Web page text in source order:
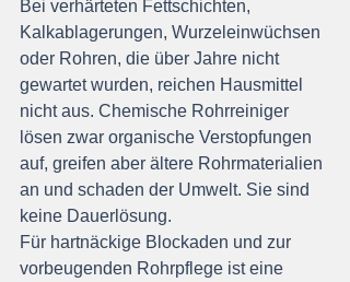
Bei verhärteten Fettschichten,
Kalkablagerungen, Wurzeleinwüchsen
oder Rohren, die über Jahre nicht
gewartet wurden, reichen Hausmittel
nicht aus. Chemische Rohrreiniger
lösen zwar organische Verstopfungen
auf, greifen aber ältere Rohrmaterialien
an und schaden der Umwelt. Sie sind
keine Dauerlösung.
Für hartnäckige Blockaden und zur
vorbeugenden Rohrpflege ist eine